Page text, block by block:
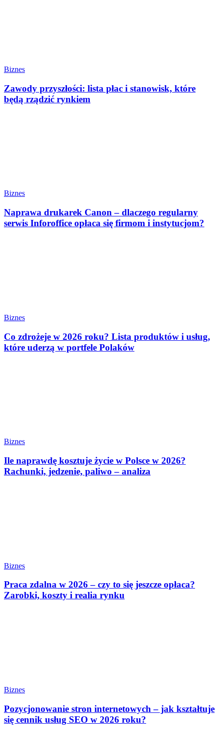
Biznes
Zawody przyszłości: lista płac i stanowisk, które
będą rządzić rynkiem
Biznes
Naprawa drukarek Canon – dlaczego regularny
serwis Inforoffice opłaca się firmom i instytucjom?
Biznes
Co zdrożeje w 2026 roku? Lista produktów i usług,
które uderzą w portfele Polaków
Biznes
Ile naprawdę kosztuje życie w Polsce w 2026?
Rachunki, jedzenie, paliwo – analiza
Biznes
Praca zdalna w 2026 – czy to się jeszcze opłaca?
Zarobki, koszty i realia rynku
Biznes
Pozycjonowanie stron internetowych – jak kształtuje
się cennik usług SEO w 2026 roku?